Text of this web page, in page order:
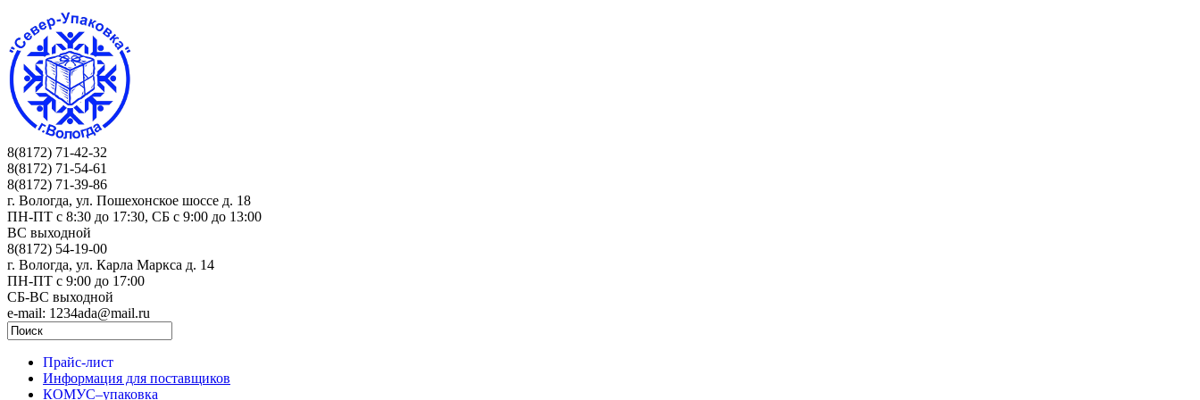
8(8172) 71-42-32
8(8172) 71-54-61
8(8172) 71-39-86
г. Вологда, ул. Пошехонское шоссе д. 18
ПН-ПТ c 8:30 до 17:30, СБ с 9:00 до 13:00
ВС выходной
8(8172) 54-19-00
г. Вологда, ул. Карла Маркса д. 14
ПН-ПТ c 9:00 до 17:00
СБ-ВС выходной
e-mail: 1234ada@mail.ru
Прайс-лист
Информация для поставщиков
КОМУС–упаковка